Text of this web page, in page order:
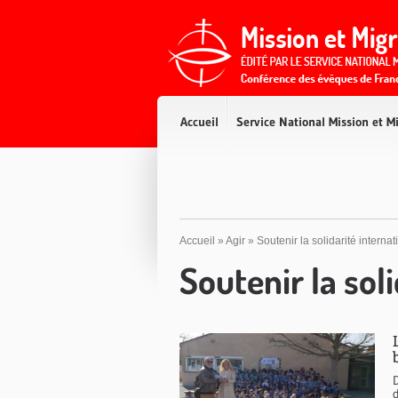
Accueil Service National Mission et
Accueil » Agir » Soutenir la solidarité
Soutenir la